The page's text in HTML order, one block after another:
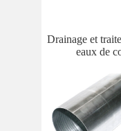
Drainage et
eaux de